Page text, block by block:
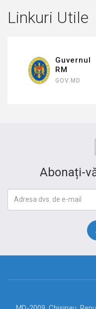
Linkuri Utile
Guvernul
RM
GOV.MD
Abonați-